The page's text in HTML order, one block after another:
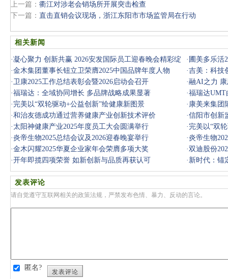
上一篇： 衢江对涉老会销场所开展突击检查
下一篇： 直击直销会议现场，浙江东阳市市场监管局在行动
相关新闻
·凝心聚力 创新共赢 2026安发国际员工迎春晚会精彩绽
放
· 圃美多乐活
·金木集团董事长钮立卫荣膺2025中国品牌年度人物 ·吉美：科技
·卫康2025工作总结表彰会暨2026启动会召开 ·融AI之力
·福瑞达：全域协同增长 多品牌战略成果显著 ·福瑞达UMT
· 完美以“双轮驱动+公益创新”绘健康新图景 · 康美来集团
·和治友德成功通过营养健康产业创新技术评价 ·信阳市创新
显著
· 太阳神健康产业2025年度员工大会圆满举行 · 完美以“双
·炎帝生物2025总结会议及2026迎春晚宴举行 ·炎帝生物
·金木闪耀2025华夏企业家年会荣膺多项大奖 ·双迪股份
·开年即揽四项荣誉 如新创新与品质再获认可 · 新时代：锚
发表评论
请自觉遵守互联网相关的政策法规，严禁发布色情、暴力、反动的言论。
匿名?
发表评论